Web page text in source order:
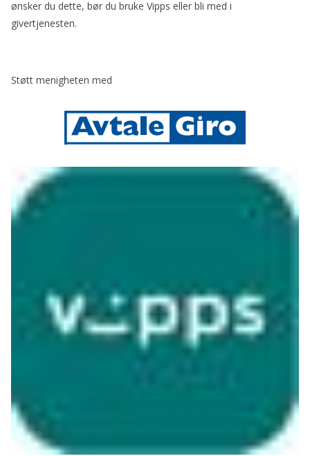
ønsker du dette, bør du bruke Vipps eller bli med i
givertjenesten.
Støtt menigheten med